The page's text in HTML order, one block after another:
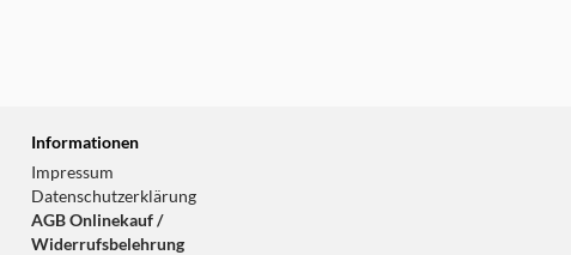
Informationen
Impressum
Datenschutzerklärung
AGB Onlinekauf /
Widerrufsbelehrung